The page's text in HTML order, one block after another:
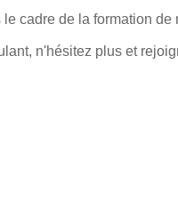
cadre de la formation de
n'hésitez plus et